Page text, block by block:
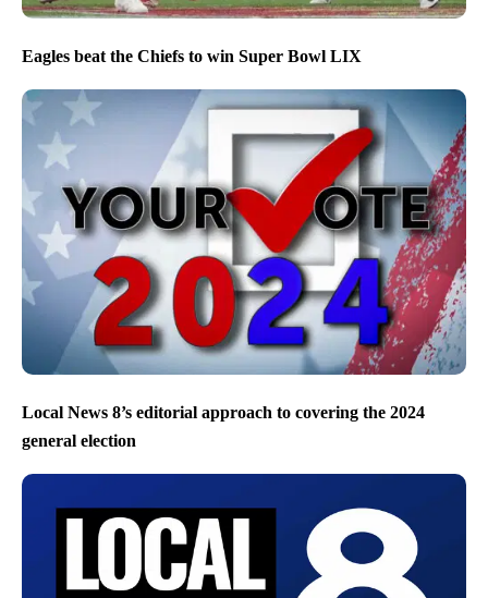
Eagles beat the Chiefs to win Super Bowl LIX
Local News 8’s editorial approach to covering the 2024
general election